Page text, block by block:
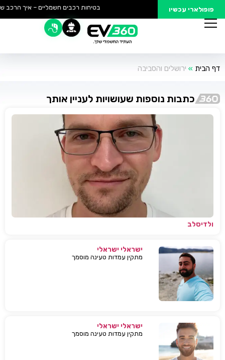
פופולארי עכשיו בטיחות רכבים חשמליים – איך הרכב
דף הבית » ירושלים והסביבה
כתבות נוספות שעושויות לעניין אותך
ולדיסלב
ישראלי ישראלי
מתקין עמדות טעינה מוסמך
ישראלי ישראלי
מתקין עמדות טעינה מוסמך